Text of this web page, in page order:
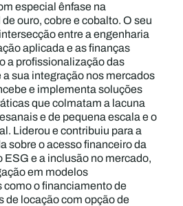
especial ênfase na
ouro, cobre e cobalto. O seu
entre a engenharia
aplicada e as finanças
a profissionalização das
sua integração nos mercados
e implementa soluções
que colmatam a lacuna
e de pequena escala e o
Liderou e contribuiu para a
sobre o acesso financeiro da
e a inclusão no mercado,
em modelos
o financiamento de
de locação com opção de